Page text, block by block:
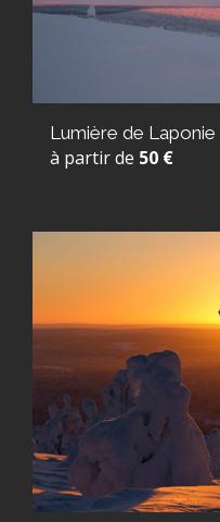
Lumière de Laponie
à partir de 50 €